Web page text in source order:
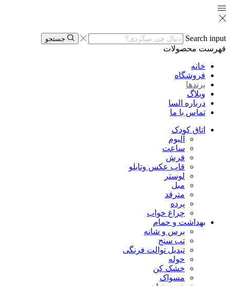
Search input جستجو
فهرست محصولات
خانه
فروشگاه
برندها
وبلاگ
درباره السا
تماس با ما
اتاق کودک
آلبوم
ساعت
فرش
قاب عکس وتابلو
لوستر
مبل
مترقد
پرده
چراغ خواب
بهداشت و حمام
برس و شانه
تب سنج
تبدیل توالت فرنگی
حوله
خشک کن
مسواک